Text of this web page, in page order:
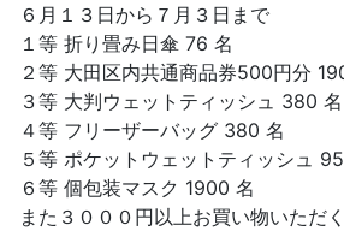
６月１３日から７月３日まで
１等 折り畳み日傘 76 名
２等 大田区内共通商品券500円分
３等 大判ウェットティッシュ 380 名
４等 フリーザーバッグ 380 名
５等 ポケットウェットティッシュ
６等 個包装マスク 1900 名
また３０００円以上お買い物いただ